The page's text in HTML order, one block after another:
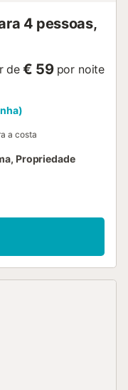
4 pessoas,
de € 59 por noite
a costa
Propriedade